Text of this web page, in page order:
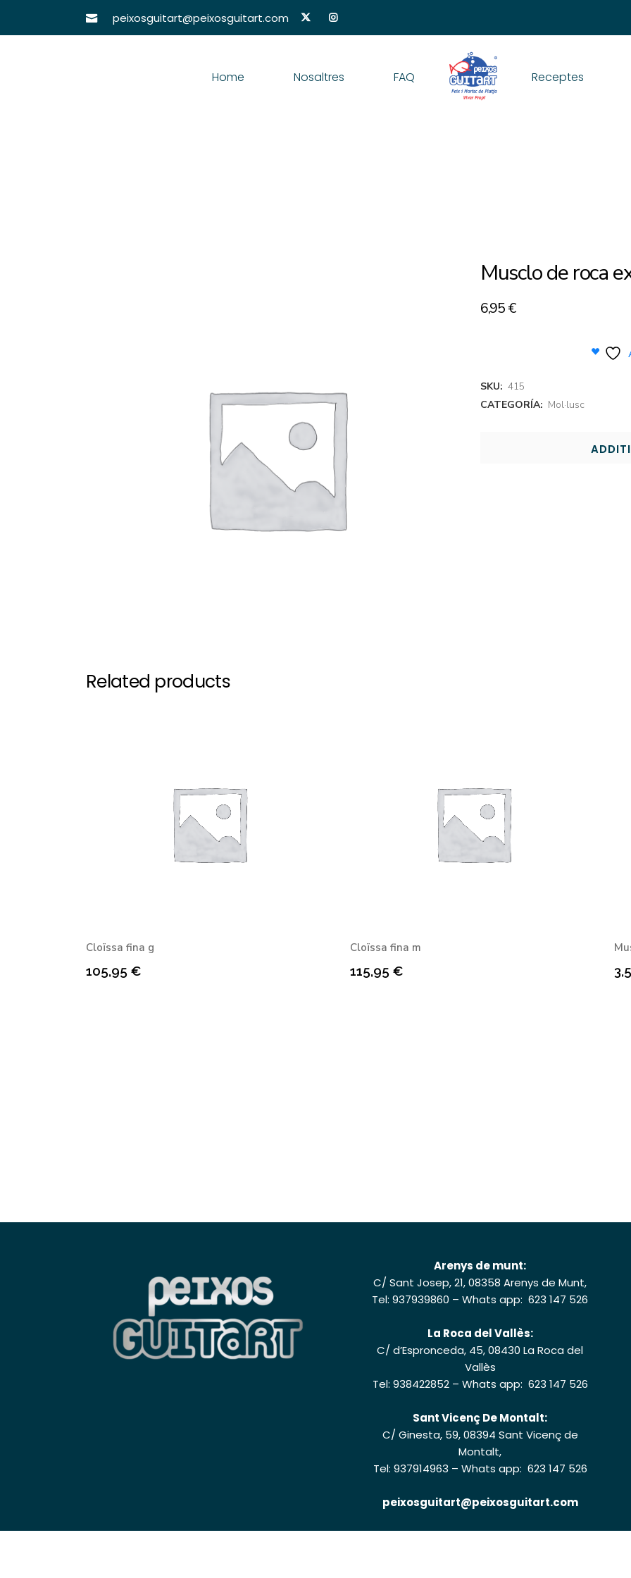
peixosguitart@peixosguitart.com
Home Nosaltres FAQ Receptes
Musclo de roca
6,95€
SKU: 415
CATEGORÍA: Mol·lusc
Related products
Cloïssa fina g
105,95 €
Cloïssa fina m
115,95 €
Arenys de munt:
C/ Sant Josep, 21, 08358 Arenys de Munt,
Tel: 937939860 –Whats app: 623 147 526
La Roca del Vallès:
C/ d’Espronceda, 45, 08430 La Roca del
Vallès
Tel: 938422852– Whats app: 623 147 526
Sant Vicenç De Montalt:
C/ Ginesta, 59, 08394 Sant Vicenç de
Montalt,
Tel: 937914963 – Whats app: 623 147 526
peixosguitart@peixosguitart.com